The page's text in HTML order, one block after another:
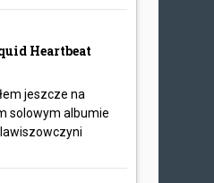
Heartbeat
jeszcze na
solowym albumie